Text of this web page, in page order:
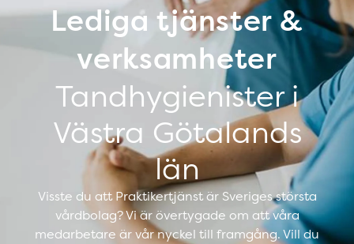
Lediga tjänster &
verksamheter
Tandhygienister i
Västra Götalands
län
Visste du att Praktikertjänst är Sveriges största
vårdbolag? Vi är övertygade om att våra
medarbetare är vår nyckel till framgång. Vill du